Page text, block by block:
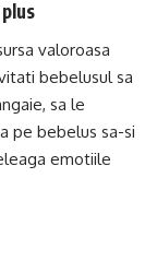
valoroasa
bebelusul sa
sa le
pe bebelus sa-si
emotiile